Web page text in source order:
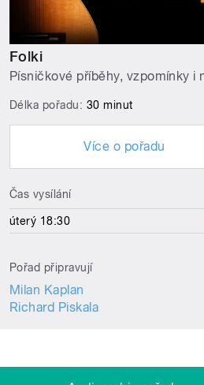
Folki
Písničkové příběhy, vzpomínky i
Délka pořadu: 30 minut
Více o pořadu
Čas vysílání
úterý 18:30
Pořad připravují
Milan Kaplan
Richard Piskala